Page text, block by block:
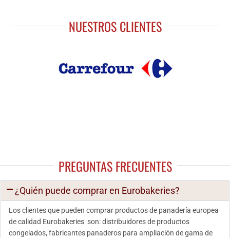
NUESTROS CLIENTES
PREGUNTAS FRECUENTES
¿Quién puede comprar en Eurobakeries?
Los clientes que pueden comprar productos de panadería europea
de calidad Eurobakeries son: distribuidores de productos
congelados, fabricantes panaderos para ampliación de gama de